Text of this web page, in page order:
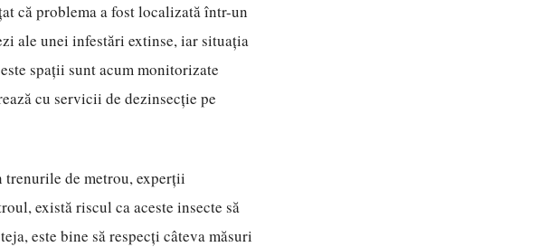
că problema a fost localizată într-un
ale unei infestări extinse, iar situația
spații sunt acum monitorizate
cu servicii de dezinsecție pe
trenurile de metrou, experții
există riscul ca aceste insecte să
este bine să respecți câteva măsuri